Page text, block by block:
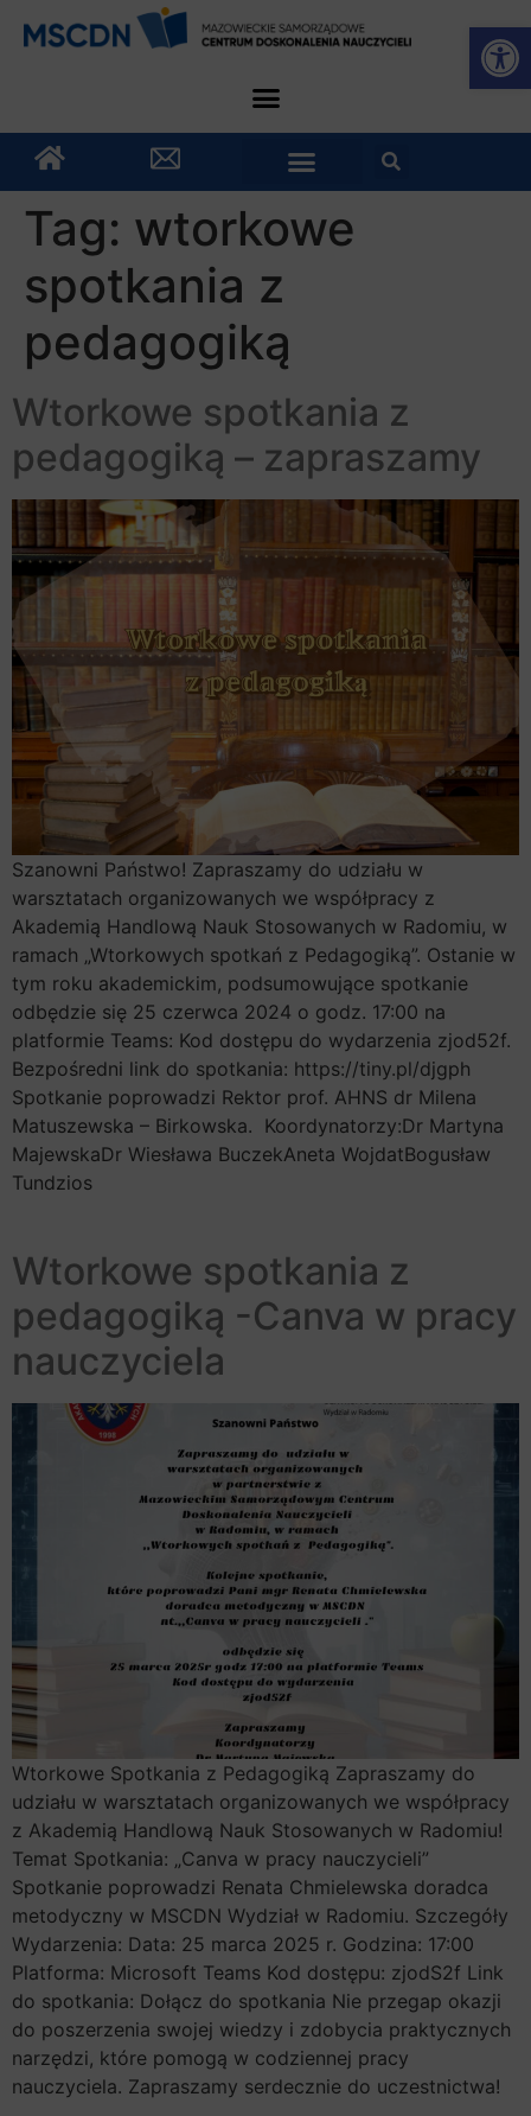
Tag: wtorkowe
spotkania z
pedagogiką
Wtorkowe spotkania z
pedagogiką – zapraszamy
Szanowni Państwo! Zapraszamy do udziału w
warsztatach organizowanych we współpracy z
Akademią Handlową Nauk Stosowanych w Radomiu, w
ramach „Wtorkowych spotkań z Pedagogiką”. Ostanie w
tym roku akademickim, podsumowujące spotkanie
odbędzie się 25 czerwca 2024 o godz. 17:00 na
platformie Teams: Kod dostępu do wydarzenia zjod52f.
Bezpośredni link do spotkania: https://tiny.pl/djgph
Spotkanie poprowadzi Rektor prof. AHNS dr Milena
Matuszewska – Birkowska. Koordynatorzy:Dr Martyna
MajewskaDr Wiesława BuczekAneta WojdatBogusław
Tundzios
Wtorkowe spotkania z
pedagogiką -Canva w pracy
nauczyciela
Wtorkowe Spotkania z Pedagogiką Zapraszamy do
udziału w warsztatach organizowanych we współpracy
z Akademią Handlową Nauk Stosowanych w Radomiu!
Temat Spotkania: „Canva w pracy nauczycieli”
Spotkanie poprowadzi Renata Chmielewska doradca
metodyczny w MSCDN Wydział w Radomiu. Szczegóły
Wydarzenia: Data: 25 marca 2025 r. Godzina: 17:00
Platforma: Microsoft Teams Kod dostępu: zjodS2f Link
do spotkania: Dołącz do spotkania Nie przegap okazji
do poszerzenia swojej wiedzy i zdobycia praktycznych
narzędzi, które pomogą w codziennej pracy
nauczyciela. Zapraszamy serdecznie do uczestnictwa!